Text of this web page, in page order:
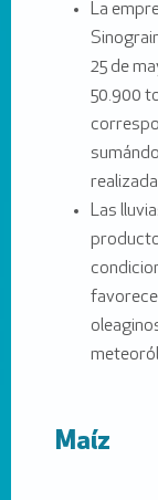
La
25 de
50.900
Las
Maíz